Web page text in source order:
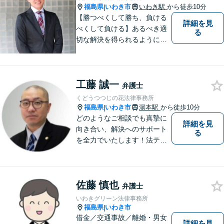
福島県|いわき市 いわき駅 から徒歩10分
【勝つべくして勝ち、負ける
べくして負ける】あるべき適
切な解決を得られるように全
ます。
詳細を見
る
工藤 誠一 弁護士
くどうつつじの花法律事務所
福島県|いわき市 湯本駅 から徒歩10分
どのようなご相談でも真摯に
向き合い、解決へのサポート
を全力でいたします！法テラ
けていただけます。【湯本駅
から車で約７分】
詳細を見
る
佐藤 慎也 弁護士
いわきグリーン法律事務所
福島県|いわき市
借金／交通事故／離婚・男女